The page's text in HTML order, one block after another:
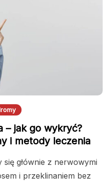
– jak go wykryć?
i metody leczenia
głównie z nerwowymi
i przeklinaniem bez